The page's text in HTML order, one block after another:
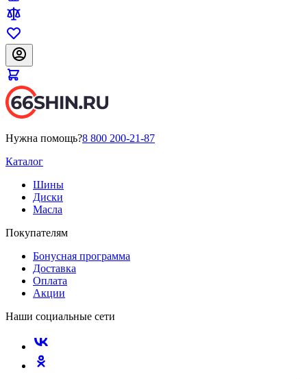
Нужна помощь?8 800 200-21-87
Каталог
Шины
Диски
Масла
Покупателям
Бонусная программа
Доставка
Оплата
Акции
Наши социальные сети